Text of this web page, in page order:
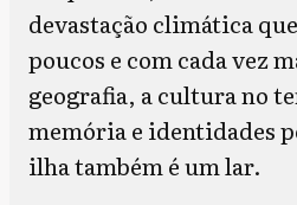
devastação climática
poucos e com cada vez
geografia, a cultura no
memória e identidades
ilha também é um lar.